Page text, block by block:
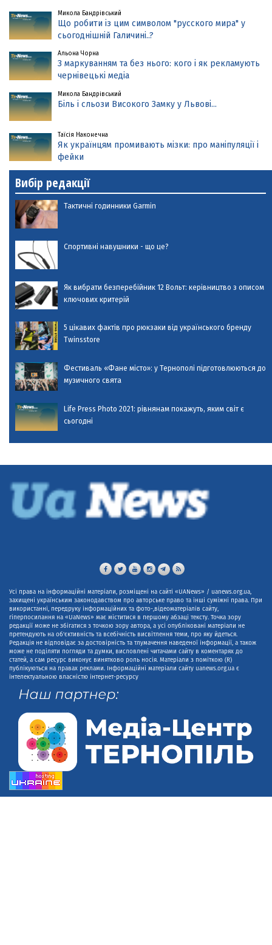
Микола Бандрівський
Що робити із цим символом "русского мира" у
сьогоднішній Галичині..?
Альона Чорна
З маркуванням та без нього: кого і як рекламують
чернівецькі медіа
Микола Бандрівський
Біль і сльози Високого Замку у Львові...
Таїсія Наконечна
Як українцям промивають мізки: про маніпуляції і
фейки
Вибір редакції
Тактичні годинники Garmin
Спортивні навушники - що це?
Як вибрати безперебійник 12 Вольт: керівництво з описом
ключових критерій
5 цікавих фактів про рюкзаки від українського бренду
Twinsstore
Фестиваль «Фане місто»: у Тернополі підготовлюються до
музичного свята
Life Press Photo 2021: рівнянам покажуть, яким світ є
сьогодні
Усі права на інформаційні матеріали, розміщені на сайті «UANews» / uanews.org.ua,
захищені українським законодавством про авторське право та інші суміжні права. При
використанні, передруку інформаційних та фото-,відеоматеріалів сайту,
гіперпосилання на «UaNews» має міститися в першому абзаці тексту. Точка зору
редакції може не збігатися з точкою зору автора, а усі опубліковані матеріали не
претендують на об'єктивність та всебічність висвітлення теми, про яку йдеться.
Редакція не відповідає за достовірність та тлумачення наведеної інформації, а також
може не поділяти погляди та думки, висловлені читачами сайту в коментарях до
статей, а сам ресурс виконує винятково роль носія. Матеріали з поміткою (R)
публікуються на правах реклами. Інформаційні матеріали сайту uanews.org.ua є
інтелектуальною власністю інтернет-ресурсу